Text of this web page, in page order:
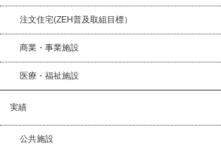
注文住宅(ZEH普及取組目標）
商業・事業施設
医療・福祉施設
実績
公共施設